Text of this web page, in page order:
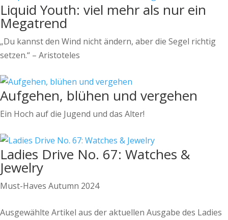
Liquid Youth: viel mehr als nur ein
Megatrend
„Du kannst den Wind nicht ändern, aber die Segel richtig
setzen.“ – Aristoteles
Aufgehen, blühen und vergehen
Ein Hoch auf die Jugend und das Alter!
Ladies Drive No. 67: Watches &
Jewelry
Must-Haves Autumn 2024
Ausgewählte Artikel aus der aktuellen Ausgabe des Ladies